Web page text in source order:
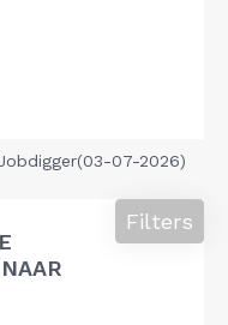
07-2026)
Filters